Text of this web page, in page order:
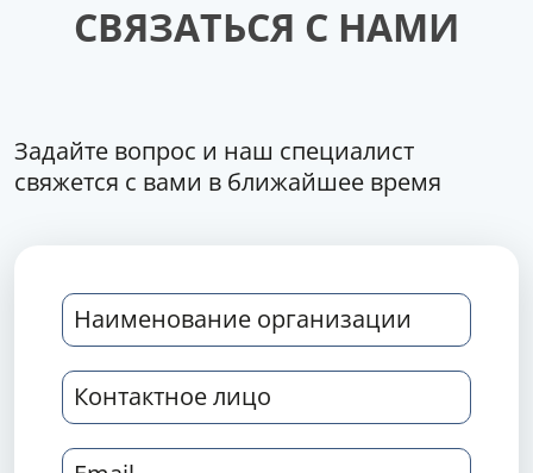
СВЯЗАТЬСЯ С НАМИ
Задайте вопрос и наш специалист
свяжется с вами в ближайшее время